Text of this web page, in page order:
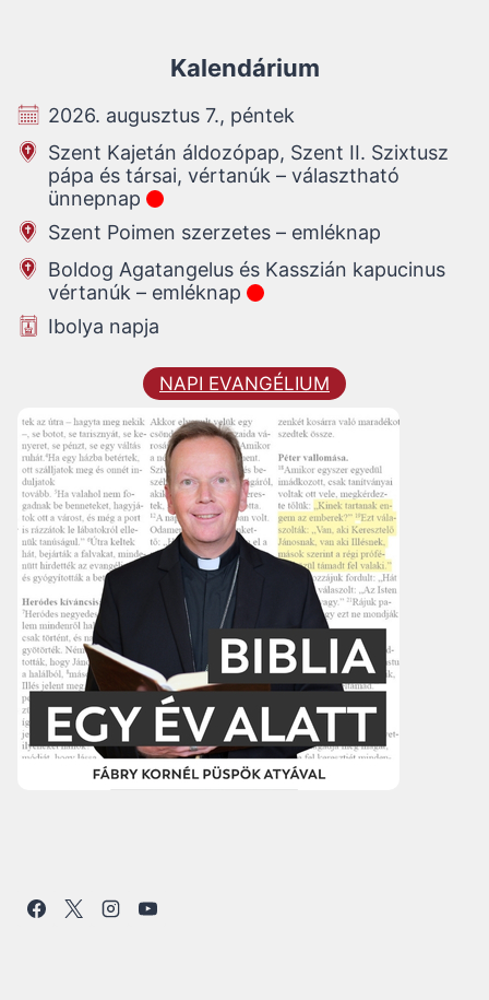
Kalendárium
2026. augusztus 7., péntek
Szent Kajetán áldozópap, Szent II. Szixtusz
pápa és társai, vértanúk – választható
ünnepnap
Szent Poimen szerzetes – emléknap
Boldog Agatangelus és Kasszián kapucinus
vértanúk – emléknap
Ibolya napja
NAPI EVANGÉLIUM